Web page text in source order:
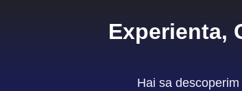
Experienta,
Hai sa